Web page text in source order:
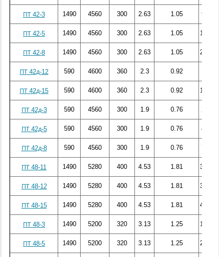
ПТ 42-3 1490 4560 300 2.63 1.05 98.36
ПТ 42-5 1490 4560 300 2.63 1.05 171.17
ПТ 42-8 1490 4560 300 2.63 1.05 233.87
ПТ 42д-12 590 4600 360 2.3 0.92
ПТ 42д-15 590 4600 360 2.3 0.92 155.56
ПТ 42д-3 590 4560 300 1.9 0.76 25.59
ПТ 42д-5 590 4560 300 1.9 0.76 43.26
ПТ 42д-8 590 4560 300 1.9 0.76 76.04
ПТ 48-11 1490 5280 400 4.53 1.81 309.80
ПТ 48-12 1490 5280 400 4.53 1.81 331.62
ПТ 48-15 1490 5280 400 4.53 1.81 444.58
ПТ 48-3 1490 5200 320 3.13 1.25 119.05
ПТ 48-5 1490 5200 320 3.13 1.25 206.17